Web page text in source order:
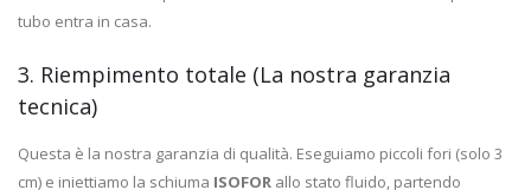
tubo entra in casa.
3. Riempimento totale (La nostra garanzia
tecnica)
Questa è la nostra garanzia di qualità. Eseguiamo piccoli fori (solo 3
cm) e iniettiamo la schiuma ISOFOR allo stato fluido, partendo